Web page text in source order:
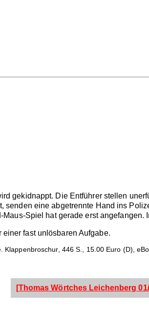
gekidnappt. Die Entführer stellen
senden eine abgetrennte Hand ins
Spiel hat gerade erst
fast unlösbaren Aufgabe.
Klappenbroschur, 446 S., 15.00 Euro (D),
[Thomas Wörtches Leichenberg